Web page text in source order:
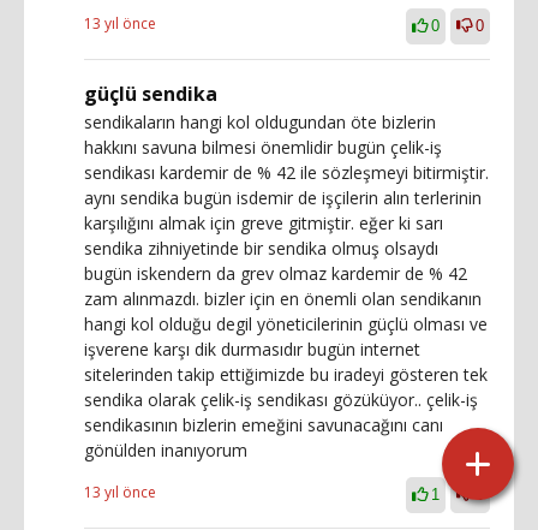
13 yıl önce 0 0
güçlü sendika
sendikaların hangi kol oldugundan öte bizlerin
hakkını savuna bilmesi önemlidir bugün çelik-iş
sendikası kardemir de % 42 ile sözleşmeyi bitirmiştir.
aynı sendika bugün isdemir de işçilerin alın terlerinin
karşılığını almak için greve gitmiştir. eğer ki sarı
sendika zihniyetinde bir sendika olmuş olsaydı
bugün iskendern da grev olmaz kardemir de % 42
zam alınmazdı. bizler için en önemli olan sendikanın
hangi kol olduğu degil yöneticilerinin güçlü olması ve
işverene karşı dik durmasıdır bugün internet
sitelerinden takip ettiğimizde bu iradeyi gösteren tek
sendika olarak çelik-iş sendikası gözüküyor.. çelik-iş
sendikasının bizlerin emeğini savunacağını canı
gönülden inanıyorum
13 yıl önce 1 0